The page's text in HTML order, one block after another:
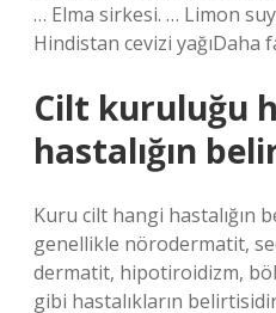
… Elma sirkesi. … Limon
Hindistan cevizi yağıDaha
Cilt kuruluğu
hastalığın
Kuru cilt hangi hastalığın
genellikle nörodermatit,
dermatit, hipotiroidizm,
gibi hastalıkların